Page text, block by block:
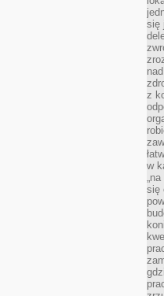
się
z
w
się